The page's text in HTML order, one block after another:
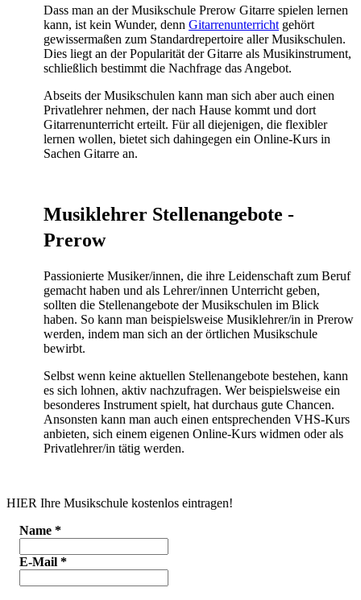
Dass man an der Musikschule Prerow Gitarre spielen lernen
kann, ist kein Wunder, denn Gitarrenunterricht gehört
gewissermaßen zum Standardrepertoire aller Musikschulen.
Dies liegt an der Popularität der Gitarre als Musikinstrument,
schließlich bestimmt die Nachfrage das Angebot.
Abseits der Musikschulen kann man sich aber auch einen
Privatlehrer nehmen, der nach Hause kommt und dort
Gitarrenunterricht erteilt. Für all diejenigen, die flexibler
lernen wollen, bietet sich dahingegen ein Online-Kurs in
Sachen Gitarre an.
Musiklehrer Stellenangebote -
Prerow
Passionierte Musiker/innen, die ihre Leidenschaft zum Beruf
gemacht haben und als Lehrer/innen Unterricht geben,
sollten die Stellenangebote der Musikschulen im Blick
haben. So kann man beispielsweise Musiklehrer/in in Prerow
werden, indem man sich an der örtlichen Musikschule
bewirbt.
Selbst wenn keine aktuellen Stellenangebote bestehen, kann
es sich lohnen, aktiv nachzufragen. Wer beispielsweise ein
besonderes Instrument spielt, hat durchaus gute Chancen.
Ansonsten kann man auch einen entsprechenden VHS-Kurs
anbieten, sich einem eigenen Online-Kurs widmen oder als
Privatlehrer/in tätig werden.
HIER Ihre Musikschule kostenlos eintragen!
Name *
E-Mail *